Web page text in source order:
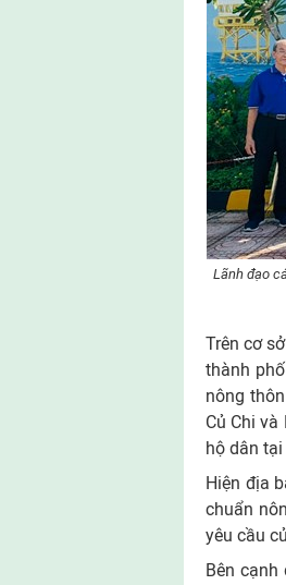
Lãnh đạo
Trên cơ
thành
nông
Củ Chi
hộ dân
Hiện địa
chuẩn
yêu cầu
Bên cạnh